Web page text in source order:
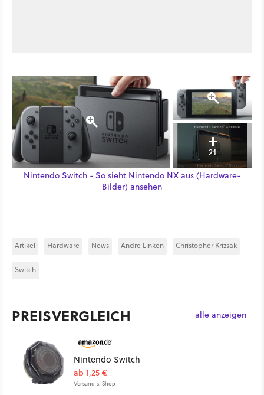
21
Nintendo Switch - So sieht Nintendo NX aus (Hardware-
Bilder) ansehen
Artikel Hardware News Andre Linken Christopher Krizsak
Switch
PREISVERGLEICH alle anzeigen
Nintendo Switch
ab 1,25 €
Versand s. Shop